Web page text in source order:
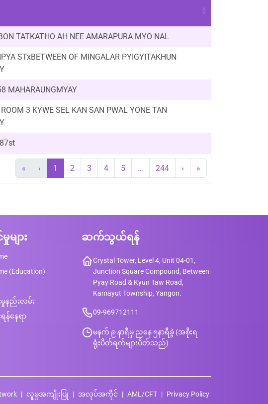
TATKATHO AH NEE AMARAPURA MYO NAL
STxBETWEEN OF MINGALAR PYIGYITAKHUN
MAHARAUNGMYAY
3 KYWE SEL KAN SAN PWAL YONE TAN
« ‹ 1 2 3 4 5 … 244 › »
ျား
(Education)
မှုနည်းလမ်း
န်နေရာ
ဆက်သွယ်ရန်
Crystal Tower, Level 4, Unit 04-01,
Junction Square Compound, Between
Pyay Road & Kyun Taw Road,
Kamayut Township, Yangon.
09-969712111
မနက် ၉ နာရီမှ ညနေ ၅နာရီခွဲ (အစိုးရ
ရုံးပိတ်ရက်များပိတ်သည်)
လူမှုအကျိုးပြု အလုပ်အကိုင် AML/CFT Privacy Policy